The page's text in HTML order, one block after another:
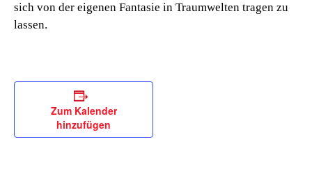
sich von der eigenen Fantasie in Traumwelten tragen zu
lassen.
Zum Kalender
hinzufügen